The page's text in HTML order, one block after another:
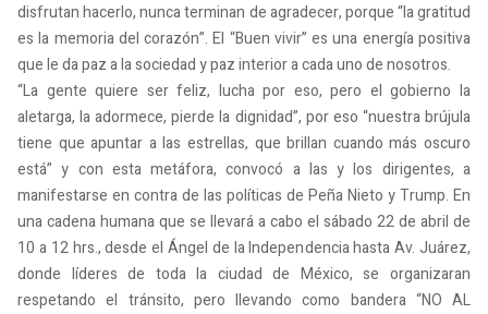
disfrutan hacerlo, nunca terminan de agradecer, porque “la gratitud
es la memoria del corazón”. El “Buen vivir” es una energía positiva
que le da paz a la sociedad y paz interior a cada uno de nosotros.
“La gente quiere ser feliz, lucha por eso, pero el gobierno la
aletarga, la adormece, pierde la dignidad”, por eso “nuestra brújula
tiene que apuntar a las estrellas, que brillan cuando más oscuro
está” y con esta metáfora, convocó a las y los dirigentes, a
manifestarse en contra de las políticas de Peña Nieto y Trump. En
una cadena humana que se llevará a cabo el sábado 22 de abril de
10 a 12 hrs., desde el Ángel de la Independencia hasta Av. Juárez,
donde líderes de toda la ciudad de México, se organizaran
respetando el tránsito, pero llevando como bandera “NO AL